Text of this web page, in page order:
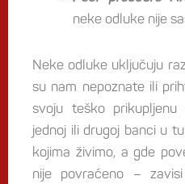
neke odluke nije
Neke odluke uključuju
su nam nepoznate ili
svoju teško
jednoj ili drugoj banci u
kojima živimo, a gde
nije povraćeno –